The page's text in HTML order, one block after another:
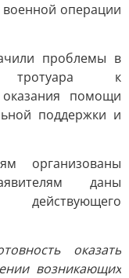
военной операции
проблемы в
тротуара к
помощи
поддержки и
организованы
даны
оказать
возникающих